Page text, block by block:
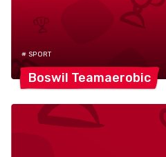
# SPORT
Boswil Teamaerobic